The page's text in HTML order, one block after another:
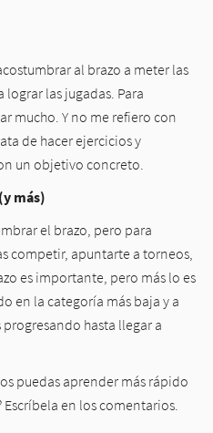
al brazo a meter las
lograr las jugadas. Para
mucho. Y no me refiero con
de hacer ejercicios y
un objetivo concreto.
más)
el brazo, pero para
competir, apuntarte a torneos,
es importante, pero más lo es
en la categoría más baja y a
hasta llegar a
puedas aprender más rápido
en los comentarios.